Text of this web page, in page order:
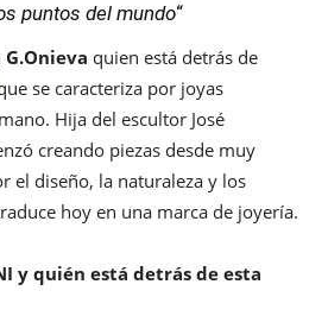
puntos del mundo“
quien está detrás de
se caracteriza por joyas
Hija del escultor José
creando piezas desde muy
el diseño, la naturaleza y los
hoy en una marca de joyería.
y quién está detrás de esta